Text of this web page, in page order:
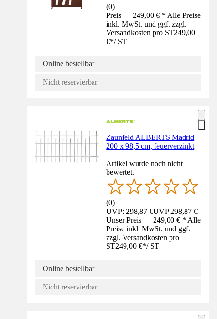
(0)
Preis — 249,00 € * Alle Preise
inkl. MwSt. und ggf. zzgl.
Versandkosten pro ST249,00
€*/ ST
Online bestellbar
Nicht reservierbar
Zaunfeld ALBERTS Madrid
200 x 98,5 cm, feuerverzinkt
Artikel wurde noch nicht
bewertet.
(0)
UVP: 298,87 €UVP298,87 €
Unser Preis — 249,00 € * Alle
Preise inkl. MwSt. und ggf.
zzgl. Versandkosten pro
ST249,00 €*/ ST
Online bestellbar
Nicht reservierbar